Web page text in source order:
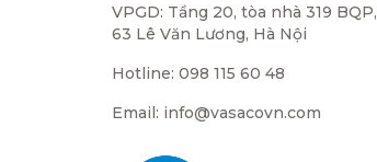
VPGD: Tầng 20, tòa nhà 319 BQP,
63 Lê Văn Lương, Hà Nội
Hotline: 098 115 60 48
Email: info@vasacovn.com